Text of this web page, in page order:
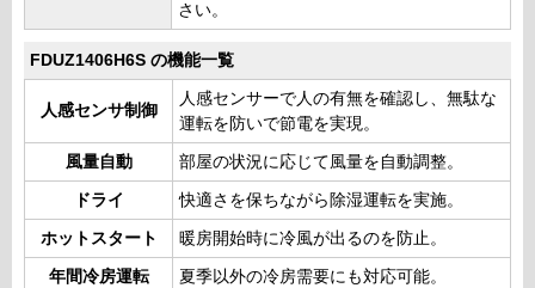
さい。
FDUZ1406H6S の機能一覧
人感センサ制御
人感センサーで人の有無を確認し、無駄な
運転を防いで節電を実現。
風量自動 部屋の状況に応じて風量を自動調整。
ドライ 快適さを保ちながら除湿運転を実施。
ホットスタート 暖房開始時に冷風が出るのを防止。
年間冷房運転 夏季以外の冷房需要にも対応可能。